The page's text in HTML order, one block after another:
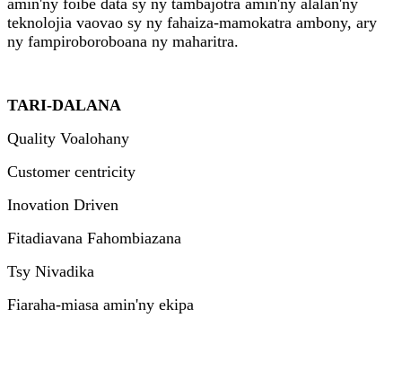
amin'ny foibe data sy ny tambajotra amin'ny alàlan'ny
teknolojia vaovao sy ny fahaiza-mamokatra ambony, ary
ny fampiroboroboana ny maharitra.
TARI-DALANA
Quality Voalohany
Customer centricity
Inovation Driven
Fitadiavana Fahombiazana
Tsy Nivadika
Fiaraha-miasa amin'ny ekipa